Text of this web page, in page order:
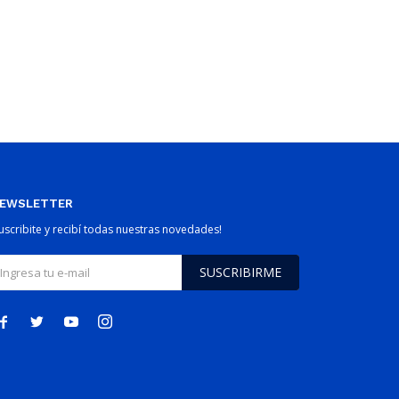
y recibí todas nuestras novedades!
SUSCRIBIRME
   